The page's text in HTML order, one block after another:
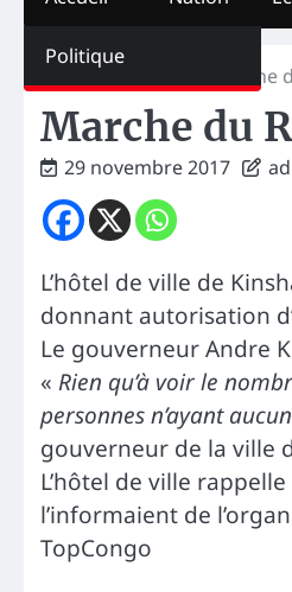
Politique
Marche du
29 novembre 2017
L’hôtel de ville de
donnant autorisation
Le gouverneur Andre
« Rien qu’à voir le
personnes n’ayant
gouverneur de la ville
L’hôtel de ville
l’informaient de
TopCongo